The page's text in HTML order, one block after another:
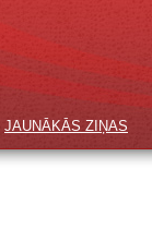
JAUNĀKĀS ZIŅAS